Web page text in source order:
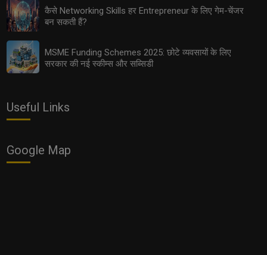
कैसे Networking Skills हर Entrepreneur के लिए गेम-चेंजर
बन सकती हैं?
MSME Funding Schemes 2025: छोटे व्यवसायों के लिए
सरकार की नई स्कीम्स और सब्सिडी
Useful Links
Google Map